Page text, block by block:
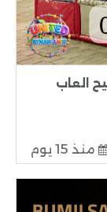
العاب
منذ 15 يوم